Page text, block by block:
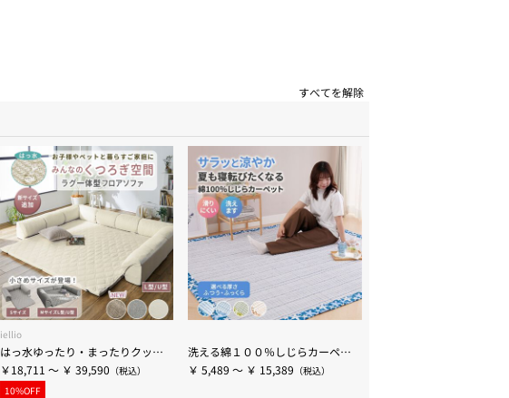
すべてを解除
iellio
はっ水ゆったり・まったりクッション一体型ラグ＜洗える・布帛（ふはく）タイプ・フロアソファ・ローソファー・ロングシーズン＞
￥18,711 ～ ￥ 39,590
10%OFF
洗える綿１００％しじらカーペット
￥ 5,489 ～ ￥ 15,389